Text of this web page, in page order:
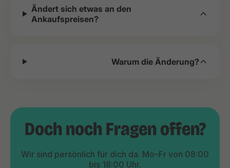
Ändert sich etwas an den
Ankaufspreisen?
Warum die Änderung?
Doch noch Fragen offen?
Wir sind persönlich für dich da. Mo–Fr von 08:00
bis 18:00 Uhr.